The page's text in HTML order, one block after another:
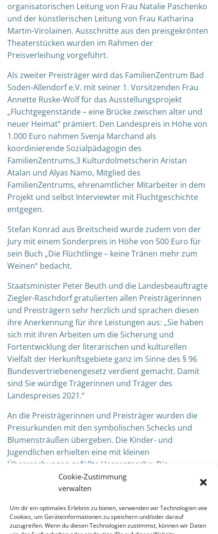
Cookie-Zustimmung
verwalten
Um dir ein optimales Erlebnis zu bieten, verwenden wir Technologien wie
Cookies, um Geräteinformationen zu speichern und/oder darauf
zuzugreifen. Wenn du diesen Technologien zustimmst, können wir Daten
organisatorischen Leitung von Frau Natalie Paschenko
und der künstlerischen Leitung von Frau Katharina
Martin-Virolainen. Ausschnitte aus den preisgekrönten
Theaterstücken wurden im Rahmen der
Preisverleihung vorgeführt.
Als zweiter Preisträger wird das FamilienZentrum Bad
Soden-Allendorf e.V. mit seiner 1. Vorsitzenden Frau
Annette Ruske-Wolf für das Ausstellungsprojekt
„Fluchtgegenstände – eine Brücke zwischen alter und
neuer Heimat“ prämiert. Den Landespreis in Höhe von
1.000 Euro nahmen Svenja Marchand als
koordinierende Sozialpädagogin des
FamilienZentrums,3 Kulturdolmetscherin Aristan
Atalan und Alyas Namo, Mitglied des
FamilienZentrums, ehrenamtlicher Mitarbeiter in dem
Projekt und selbst Interviewter mit Fluchtgeschichte
entgegen.
Stefan Konrad aus Breitscheid wurde zudem von der
Jury mit einem Sonderpreis in Höhe von 500 Euro für
sein Buch „Die Flüchtlinge – keine Tränen mehr zum
Weinen“ bedacht.
Staatsminister Peter Beuth und die Landesbeauftragte
Ziegler-Raschdorf gratulierten allen Preisträgerinnen
und Preisträgern sehr herzlich und sprachen diesen
ihre Anerkennung für ihre Leistungen aus: „Sie haben
sich mit ihren Arbeiten um die Sicherung und
Fortentwicklung der literarischen und kulturellen
Vielfalt der Herkunftsgebiete ganz im Sinne des § 96
Bundesvertriebenengesetz verdient gemacht. Damit
sind Sie würdige Trägerinnen und Träger des
Landespreises 2021.“
An die Preisträgerinnen und Preisträger wurden die
Preisurkunden mit den symbolischen Schecks und
Blumensträußen übergeben. Die Kinder- und
Jugendlichen erhielten eine mit kleinen
Überraschungen gefüllte Hessentasche. Die
Ausgezeichneten dankten für die erhaltenen Preise
und zeigten ihre große Freude für diese
weiterhin mit dem Thema „Flucht, Vertreibung,
Eingliederung“ zu beschäftigen.